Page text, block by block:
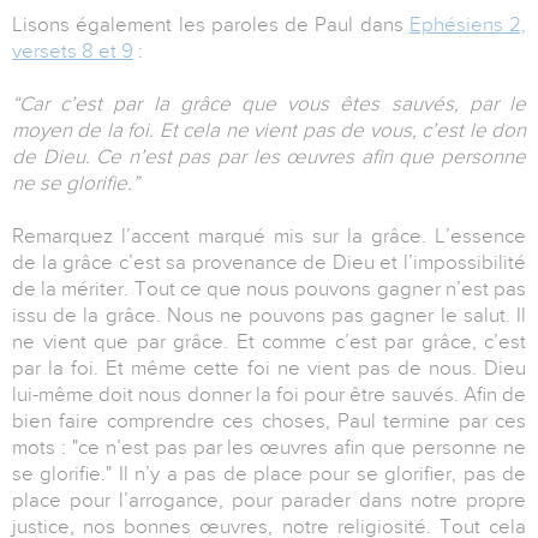
Lisons également les paroles de Paul dans Ephésiens 2,
versets 8 et 9 :
“Car c’est par la grâce que vous êtes sauvés, par le
moyen de la foi. Et cela ne vient pas de vous, c’est le don
de Dieu. Ce n’est pas par les œuvres afin que personne
ne se glorifie.”
Remarquez l’accent marqué mis sur la grâce. L’essence
de la grâce c’est sa provenance de Dieu et l’impossibilité
de la mériter. Tout ce que nous pouvons gagner n’est pas
issu de la grâce. Nous ne pouvons pas gagner le salut. Il
ne vient que par grâce. Et comme c’est par grâce, c’est
par la foi. Et même cette foi ne vient pas de nous. Dieu
lui-même doit nous donner la foi pour être sauvés. Afin de
bien faire comprendre ces choses, Paul termine par ces
mots : "ce n’est pas par les œuvres afin que personne ne
se glorifie." Il n’y a pas de place pour se glorifier, pas de
place pour l’arrogance, pour parader dans notre propre
justice, nos bonnes œuvres, notre religiosité. Tout cela